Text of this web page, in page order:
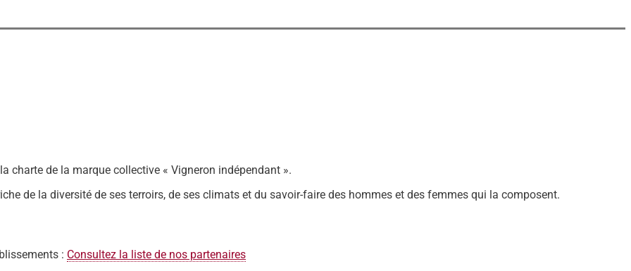
charte de la marque collective « Vigneron indépendant ».
de la diversité de ses terroirs, de ses climats et du savoir-faire des hommes et des femmes qui la composent.
: Consultez la liste de nos partenaires